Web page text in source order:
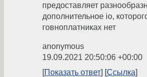
предоставляет
дополнительное io,
говноплатниках нет
anonymous
19.09.2021 20:50:06 +00:00
Показать ответ
Ссылка